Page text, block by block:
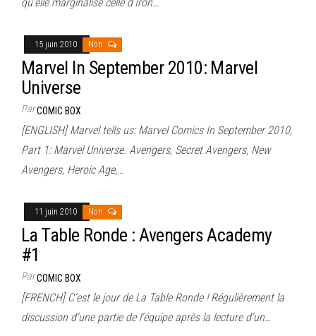
15 juin 2010 Non
Marvel In September 2010: Marvel
Universe
ParCOMIC BOX
[ENGLISH] Marvel tells us: Marvel Comics In September 2010,
Part 1: Marvel Universe. Avengers, Secret Avengers, New
Avengers, Heroic Age,…
11 juin 2010 Non
La Table Ronde : Avengers Academy
#1
ParCOMIC BOX
[FRENCH] C’est le jour de La Table Ronde ! Régulièrement la
discussion d’une partie de l’équipe après la lecture d’un…